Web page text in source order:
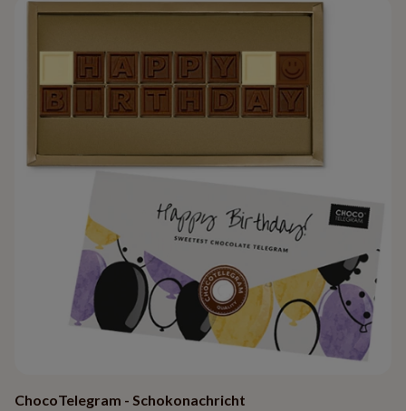
ChocoTelegram - Schokonachricht